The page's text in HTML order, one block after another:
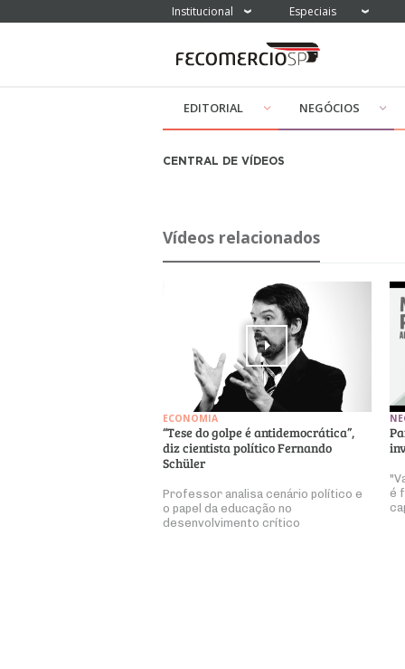
Institucional Especiais
EDITORIAL NEGÓCIOS
CENTRAL DE VÍDEOS
Vídeos relacionados
ECONOMIA
“Tese do golpe é antidemocrática”,
diz cientista político Fernando
Schüler
Professor analisa cenário político e
o papel da educação no
desenvolvimento crítico
é